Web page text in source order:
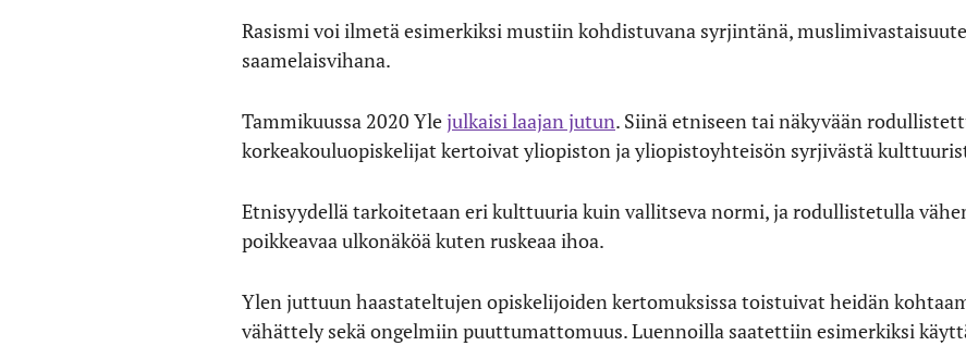
Rasismi voi ilmetä esimerkiksi mustiin kohdistuvana syrjintänä,
saamelaisvihana.
Tammikuussa 2020 Ylejulkaisi laajan jutun. Siinä etniseen tai näkyvään
korkeakouluopiskelijat kertoivat yliopiston ja yliopistoyhteisön syrjivästä
Etnisyydellä tarkoitetaan eri kulttuuria kuin vallitseva normi, ja rodullistetulla
poikkeavaa ulkonäköä kuten ruskeaa ihoa.
Ylen juttuun haastateltujen opiskelijoiden kertomuksissa toistuivat heidän
vähättely sekä ongelmiin puuttumattomuus. Luennoilla saatettiin esimerkiksi